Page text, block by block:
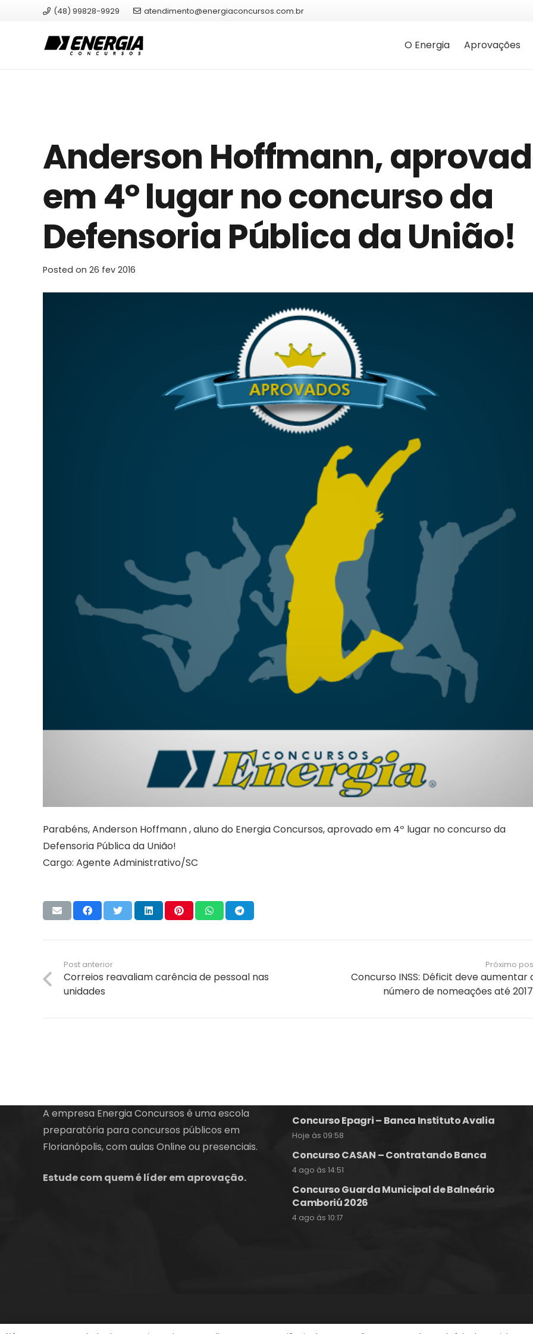
(48) 99828-9929 atendimento@energiaconcursos.com.br
O Energia Aprovações
Anderson Hoffmann,
em 4º lugar no concurso da
Defensoria Pública da União!
Posted on 26 fev 2016
Parabéns, Anderson Hoffmann , aluno do Energia Concursos, aprovado em 4º lugar no concurso da
Defensoria Pública da União!
Cargo: Agente Administrativo/SC
Post anterior
Correios reavaliam carência de pessoal nas
unidades
Próximo
Concurso INSS: Déficit deve aumentar
número de nomeações até
A empresa Energia Concursos é uma escola
preparatória para concursos públicos em
Florianópolis, com aulas Online ou presenciais.
Estude com quem é líder em aprovação.
Concurso Epagri – Banca Instituto Avalia
Hoje às 09:58
Concurso CASAN – Contratando Banca
4 ago às 14:51
Concurso Guarda Municipal de Balneário
Camboriú 2026
4 ago às 10:17
©2013-2024Energia Concursos. Todos os direitos reservados.